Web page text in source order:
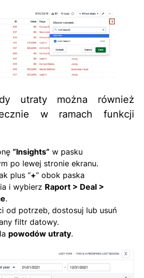
utraty można również
w ramach funkcji
“Insights” w pasku
po lewej stronie ekranu.
plus “+” obok paska
i wybierz Raport > Deal >
.
od potrzeb, dostosuj lub usuń
filtr datowy.
powodów utraty.